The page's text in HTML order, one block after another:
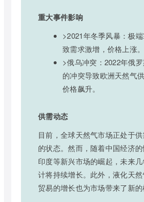
重大事件影响
>2021年冬季风暴：极
致需求激增，价格上涨。
>俄乌冲突：2022年俄
的冲突导致欧洲天然气
价格飙升。
供需动态
目前，全球天然气市场正处于
的状态。然而，随着中国经济
印度等新兴市场的崛起，未来
计将持续增长。此外，液化天然
贸易的增长也为市场带来了新的